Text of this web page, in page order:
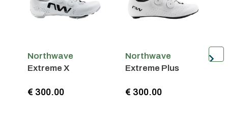
Northwave
Extreme X
€ 300.00
Northwave
Extreme Plus
€ 300.00